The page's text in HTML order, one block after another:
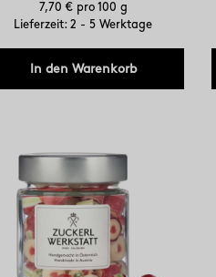
7,70 € pro 100 g
Lieferzeit: 2 - 5 Werktage
In den Warenkorb